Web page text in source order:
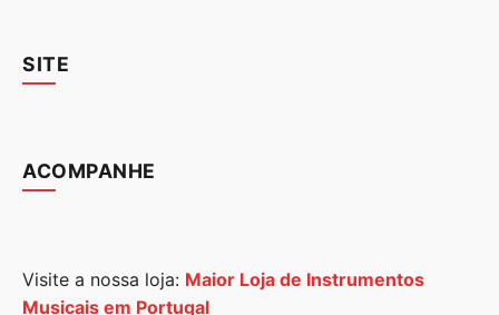
SITE
ACOMPANHE
Visite a nossa loja: Maior Loja de Instrumentos
Musicais em Portugal